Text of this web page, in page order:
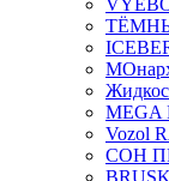
MEGA
Vozol
СОН